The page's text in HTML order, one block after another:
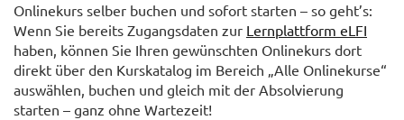
Onlinekurs selber buchen und sofort starten – so geht’s:
Wenn Sie bereits Zugangsdaten zur Lernplattform eLFI
haben, können Sie Ihren gewünschten Onlinekurs dort
direkt über den Kurskatalog im Bereich „Alle Onlinekurse“
auswählen, buchen und gleich mit der Absolvierung
starten – ganz ohne Wartezeit!